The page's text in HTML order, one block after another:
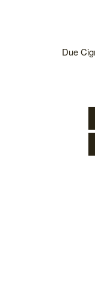
Due